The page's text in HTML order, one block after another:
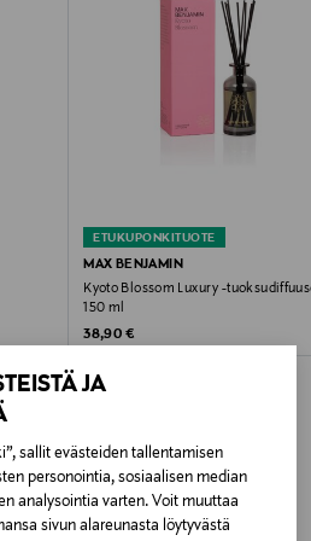
JA
sallit evästeiden tallentamisen
personointia, sosiaalisen median
analysointia varten. Voit muuttaa
sivun alareunasta löytyvästä
ja luonnon soijavaha.
ja kutsuvan ilmapiirin.
ETUKUPONKITUOTE
MAX BENJAMIN
Kyoto Blossom Luxury -
150 ml
Original Price
38,90 €